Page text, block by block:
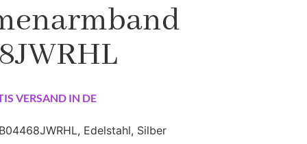
VERSAND IN DE
Edelstahl, Silber